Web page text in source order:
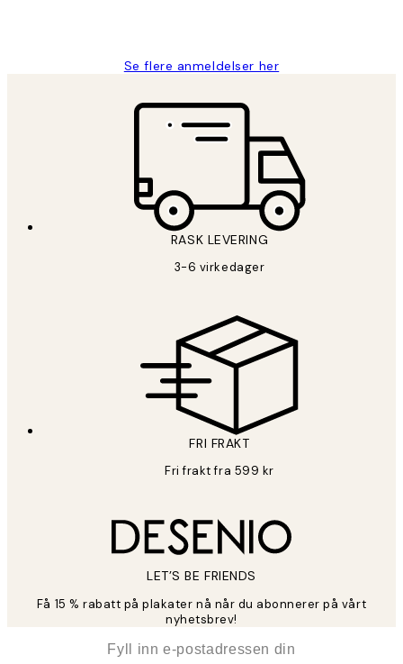
Se flere anmeldelser her
RASK LEVERING
3-6 virkedager
FRI FRAKT
Fri frakt fra 599 kr
LET’S BE FRIENDS
Få 15 % rabatt på plakater nå når du abonnerer på vårt
nyhetsbrev!